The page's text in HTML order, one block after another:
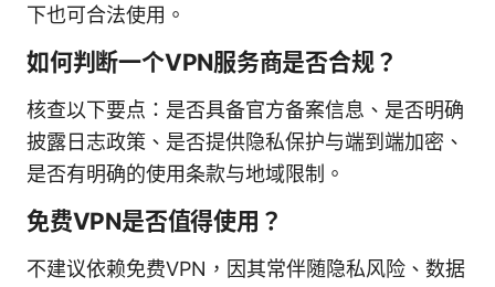
下也可合法使用。
如何判断一个VPN服务商是否合规？
核查以下要点：是否具备官方备案信息、是否明确
披露日志政策、是否提供隐私保护与端到端加密、
是否有明确的使用条款与地域限制。
免费VPN是否值得使用？
不建议依赖免费VPN，因其常伴随隐私风险、数据